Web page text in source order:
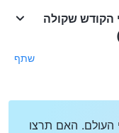
הקודש שקולה
שתף
העולם. האם תרצו